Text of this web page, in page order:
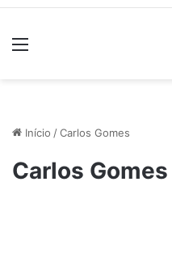
Menu
Início /Carlos Gomes
Carlos Gomes